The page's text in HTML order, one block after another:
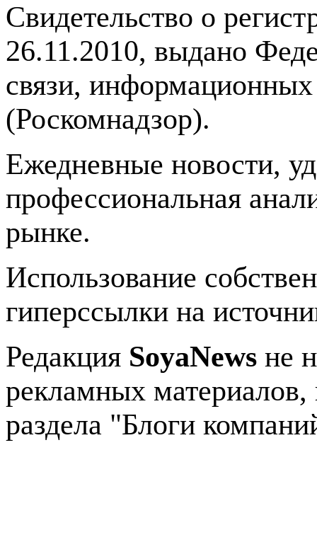
Свидетельство о
26.11.2010, выдано
связи,
(Роскомнадзор).
Ежедневные новости,
профессиональная
рынке.
Использование
гиперссылки на
Редакция SoyaNews не
рекламных
раздела "Блоги